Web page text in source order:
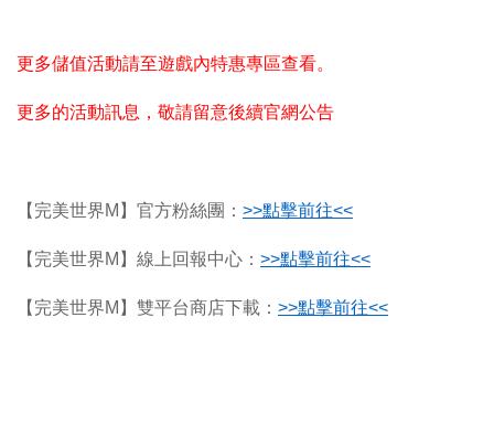
更多儲值活動請至遊戲內特惠專區查看。
更多的活動訊息，敬請留意後續官網公告
【完美世界M】官方粉絲團： >>點擊前往<<
【完美世界M】線上回報中心： >>點擊前往<<
【完美世界M】雙平台商店下載： >>點擊前往<<